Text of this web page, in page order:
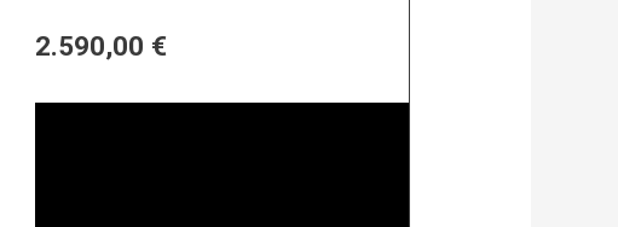
2.590,00 €
VLT